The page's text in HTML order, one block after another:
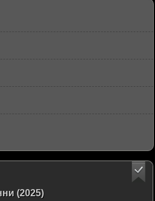
(2025)